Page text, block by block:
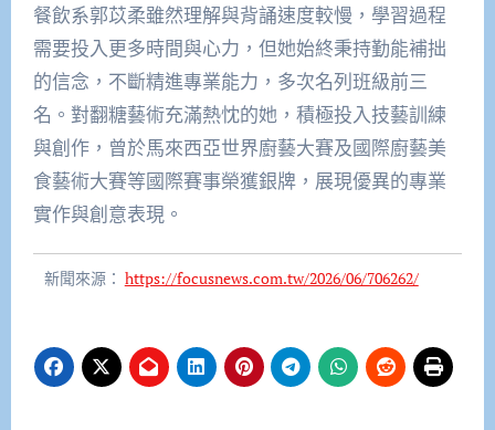
餐飲系郭苡柔雖然理解與背誦速度較慢，學習過程
需要投入更多時間與心力，但她始終秉持勤能補拙
的信念，不斷精進專業能力，多次名列班級前三
名。對翻糖藝術充滿熱忱的她，積極投入技藝訓練
與創作，曾於馬來西亞世界廚藝大賽及國際廚藝美
食藝術大賽等國際賽事榮獲銀牌，展現優異的專業
實作與創意表現。
新聞來源： https://focusnews.com.tw/2026/06/706262/